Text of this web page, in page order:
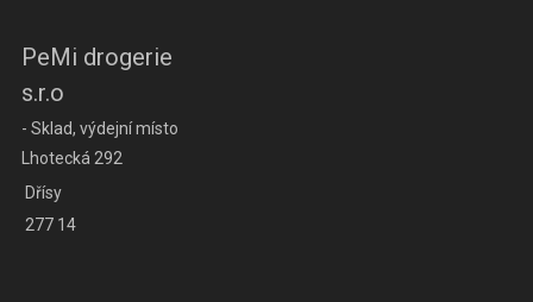
PeMi drogerie
s.r.o
- Sklad, výdejní místo
Lhotecká 292
Dřísy
277 14